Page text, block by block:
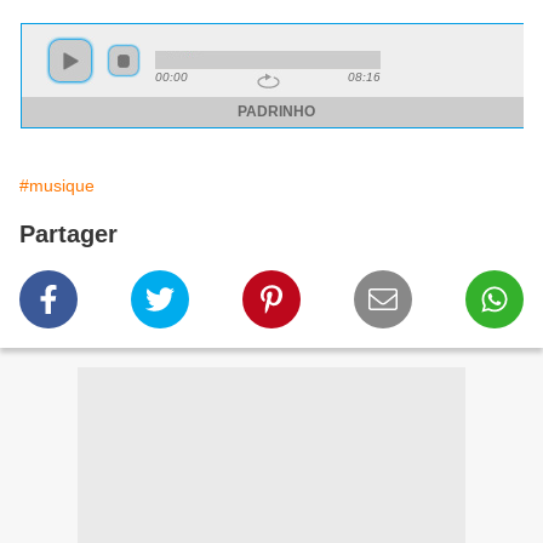
#musique
Partager